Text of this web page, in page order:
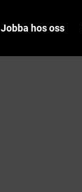
Jobba hos oss